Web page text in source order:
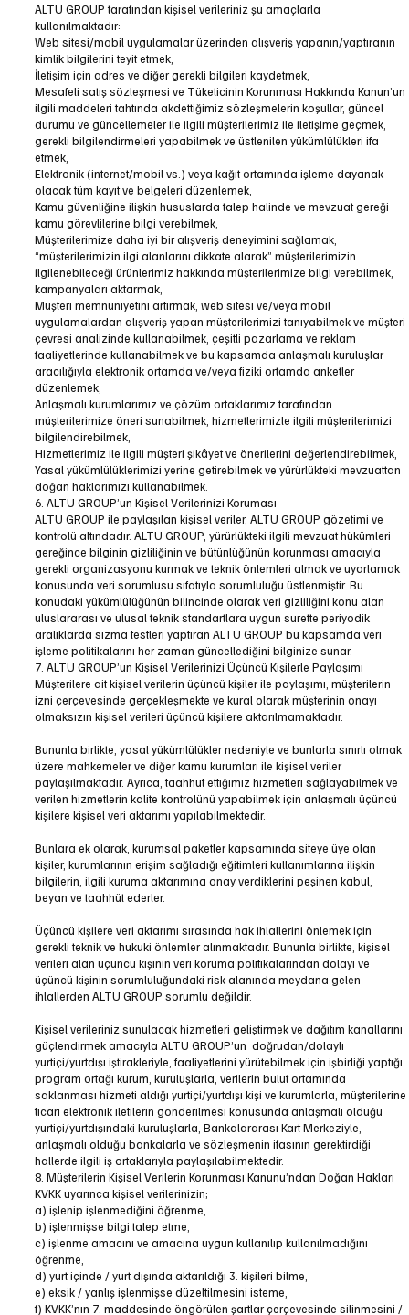
ALTU GROUP tarafından kişisel verileriniz şu amaçlarla
kullanılmaktadır:
Web sitesi/mobil uygulamalar üzerinden alışveriş yapanın/yaptıranın
kimlik bilgilerini teyit etmek,
İletişim için adres ve diğer gerekli bilgileri kaydetmek,
Mesafeli satış sözleşmesi ve Tüketicinin Korunması Hakkında Kanun’un
ilgili maddeleri tahtında akdettiğimiz sözleşmelerin koşullar, güncel
durumu ve güncellemeler ile ilgili müşterilerimiz ile iletişime geçmek,
gerekli bilgilendirmeleri yapabilmek ve üstlenilen yükümlülükleri ifa
etmek,
Elektronik (internet/mobil vs.) veya kağıt ortamında işleme dayanak
olacak tüm kayıt ve belgeleri düzenlemek,
Kamu güvenliğine ilişkin hususlarda talep halinde ve mevzuat gereği
kamu görevlilerine bilgi verebilmek,
Müşterilerimize daha iyi bir alışveriş deneyimini sağlamak,
“müşterilerimizin ilgi alanlarını dikkate alarak” müşterilerimizin
ilgilenebileceği ürünlerimiz hakkında müşterilerimize bilgi verebilmek,
kampanyaları aktarmak,
Müşteri memnuniyetini artırmak, web sitesi ve/veya mobil
uygulamalardan alışveriş yapan müşterilerimizi tanıyabilmek ve müşteri
çevresi analizinde kullanabilmek, çeşitli pazarlama ve reklam
faaliyetlerinde kullanabilmek ve bu kapsamda anlaşmalı kuruluşlar
aracılığıyla elektronik ortamda ve/veya fiziki ortamda anketler
düzenlemek,
Anlaşmalı kurumlarımız ve çözüm ortaklarımız tarafından
müşterilerimize öneri sunabilmek, hizmetlerimizle ilgili müşterilerimizi
bilgilendirebilmek,
Hizmetlerimiz ile ilgili müşteri şikâyet ve önerilerini değerlendirebilmek,
Yasal yükümlülüklerimizi yerine getirebilmek ve yürürlükteki mevzuattan
doğan haklarımızı kullanabilmek.
6. ALTU GROUP’un Kişisel Verilerinizi Koruması
ALTU GROUP ile paylaşılan kişisel veriler, ALTU GROUP gözetimi ve
kontrolü altındadır. ALTU GROUP, yürürlükteki ilgili mevzuat hükümleri
gereğince bilginin gizliliğinin ve bütünlüğünün korunması amacıyla
gerekli organizasyonu kurmak ve teknik önlemleri almak ve uyarlamak
konusunda veri sorumlusu sıfatıyla sorumluluğu üstlenmiştir. Bu
konudaki yükümlülüğünün bilincinde olarak veri gizliliğini konu alan
uluslararası ve ulusal teknik standartlara uygun surette periyodik
aralıklarda sızma testleri yaptıran ALTU GROUP bu kapsamda veri
işleme politikalarını her zaman güncellediğini bilginize sunar.
7. ALTU GROUP’un Kişisel Verilerinizi Üçüncü Kişilerle Paylaşımı
Müşterilere ait kişisel verilerin üçüncü kişiler ile paylaşımı, müşterilerin
izni çerçevesinde gerçekleşmekte ve kural olarak müşterinin onayı
olmaksızın kişisel verileri üçüncü kişilere aktarılmamaktadır.
Bununla birlikte, yasal yükümlülükler nedeniyle ve bunlarla sınırlı olmak
üzere mahkemeler ve diğer kamu kurumları ile kişisel veriler
paylaşılmaktadır. Ayrıca, taahhüt ettiğimiz hizmetleri sağlayabilmek ve
verilen hizmetlerin kalite kontrolünü yapabilmek için anlaşmalı üçüncü
kişilere kişisel veri aktarımı yapılabilmektedir.
Bunlara ek olarak, kurumsal paketler kapsamında siteye üye olan
kişiler, kurumlarının erişim sağladığı eğitimleri kullanımlarına ilişkin
bilgilerin, ilgili kuruma aktarımına onay verdiklerini peşinen kabul,
beyan ve taahhüt ederler.
Üçüncü kişilere veri aktarımı sırasında hak ihlallerini önlemek için
gerekli teknik ve hukuki önlemler alınmaktadır. Bununla birlikte, kişisel
verileri alan üçüncü kişinin veri koruma politikalarından dolayı ve
üçüncü kişinin sorumluluğundaki risk alanında meydana gelen
ihlallerden ALTU GROUP sorumlu değildir.
Kişisel verileriniz sunulacak hizmetleri geliştirmek ve dağıtım kanallarını
güçlendirmek amacıyla ALTU GROUP’un doğrudan/dolaylı
yurtiçi/yurtdışı iştirakleriyle, faaliyetlerini yürütebilmek için işbirliği yaptığı
program ortağı kurum, kuruluşlarla, verilerin bulut ortamında
saklanması hizmeti aldığı yurtiçi/yurtdışı kişi ve kurumlarla, müşterilerine
ticari elektronik iletilerin gönderilmesi konusunda anlaşmalı olduğu
yurtiçi/yurtdışındaki kuruluşlarla, Bankalararası Kart Merkeziyle,
anlaşmalı olduğu bankalarla ve sözleşmenin ifasının gerektirdiği
hallerde ilgili iş ortaklarıyla paylaşılabilmektedir.
8. Müşterilerin Kişisel Verilerin Korunması Kanunu’ndan Doğan Hakları
KVKK uyarınca kişisel verilerinizin;
a) işlenip işlenmediğini öğrenme,
b) işlenmişse bilgi talep etme,
c) işlenme amacını ve amacına uygun kullanılıp kullanılmadığını
öğrenme,
d) yurt içinde / yurt dışında aktarıldığı 3. kişileri bilme,
e) eksik / yanlış işlenmişse düzeltilmesini isteme,
f) KVKK’nın 7. maddesinde öngörülen şartlar çerçevesinde silinmesini /